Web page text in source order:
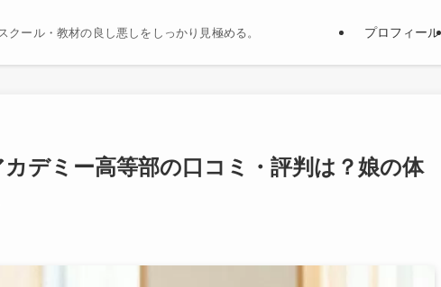
スクール・教材の良し悪しをしっかり見極める。 プロフィール
カデミー高等部の口コミ・評判は？娘の体